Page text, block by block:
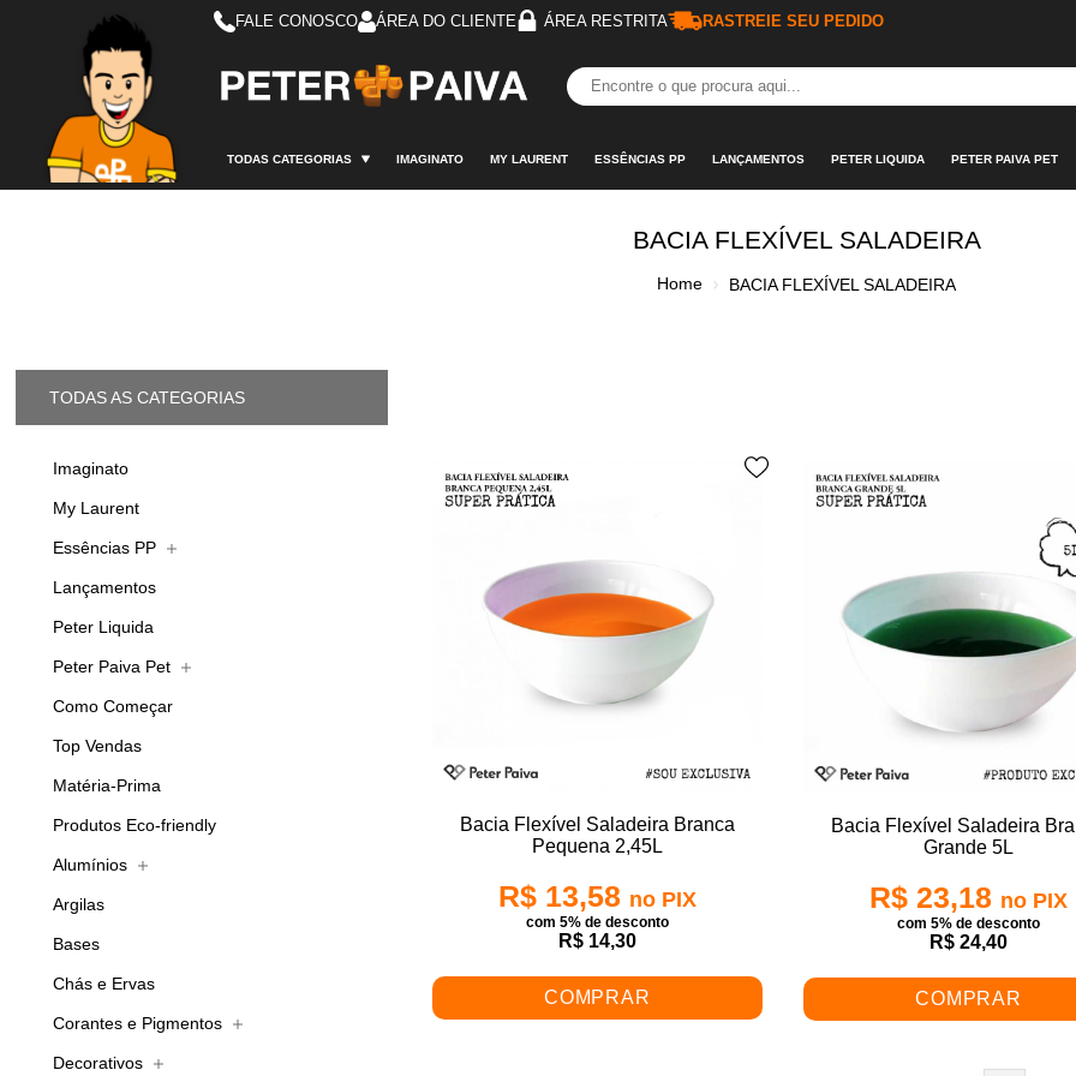
FALE CONOSCO ÁREA DO CLIENTE ÁREA RESTRITA RASTREIE SEU PEDIDO
TODAS CATEGORIAS IMAGINATO MY LAURENT ESSÊNCIAS PP LANÇAMENTOS PETER LIQUIDA PETER PAIVA PET
BACIA FLEXÍVEL SALADEIRA
Home BACIA FLEXÍVEL SALADEIRA
TODAS AS CATEGORIAS
Imaginato
My Laurent
Essências PP
Lançamentos
Peter Liquida
Peter Paiva Pet
Como Começar
Top Vendas
Matéria-Prima
Produtos Eco-friendly
Alumínios
Argilas
Bases
Chás e Ervas
Corantes e Pigmentos
Decorativos
Bacia Flexível Saladeira Branca
Pequena 2,45L
R$ 13,58 no PIX
com 5% de desconto
R$ 14,30
COMPRAR
Bacia Flexível Saladeira
Grande 5L
R$ 23,18 no PIX
com 5% de desconto
R$ 24,40
COMPRAR